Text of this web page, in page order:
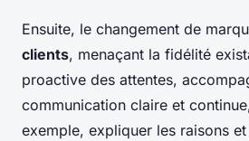
Ensuite, le changement de
clients, menaçant la fidélité
proactive des attentes,
communication claire et
exemple, expliquer les raisons